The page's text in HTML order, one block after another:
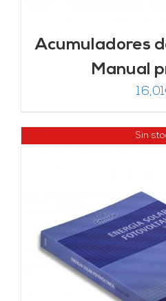
Acumuladores
Manual
16,01
Sin